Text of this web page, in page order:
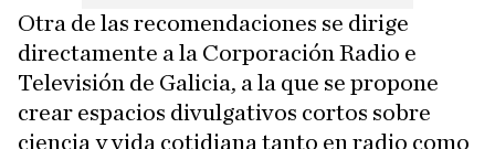
Otra de las recomendaciones se dirige
directamente a la Corporación Radio e
Televisión de Galicia, a la que se propone
crear espacios divulgativos cortos sobre
ciencia y vida cotidiana tanto en radio como